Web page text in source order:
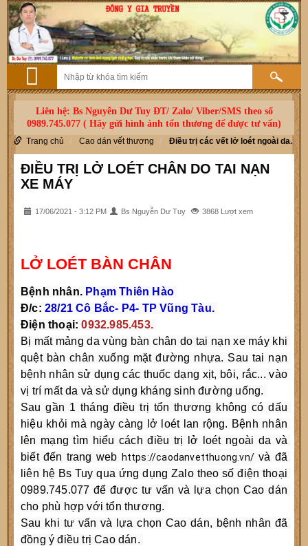
Liên hệ: Bs Nguyễn Dư Tuy ĐT/ Zalo/ Viber/SMS theo số
0989.745.077 ( Hãy gửi hình ảnh tổn thương để được tư vấn)
Trang chủ Cao dán vết thương Điều trị các vết lở loét ngoài da.
ĐIỀU TRỊ LỞ LOÉT CHÂN DO TAI NẠN
XE MÁY
17/06/2021 - 3:12 PM Bs Nguyễn Dư Tuy 3868 Lượt xem
LỞ LOÉT BÀN CHÂN
Bệnh nhân. Phạm Thiên Hào
Đ/c: 28/21 Cô Bắc- P4- TP Vũng Tàu.
Điện thoại: 0932.985.453.
Bị mất mảng da vùng bàn chân do tai nạn xe máy khi
quệt bàn chân xuống mặt đường nhựa. Sau tai nạn
bệnh nhân sử dụng các thuốc dạng xịt, bôi, rắc... vào
vị trí mất da và sử dụng kháng sinh đường uống.
Sau gần 1 tháng điều trị tổn thương không có dấu
hiệu khỏi mà ngày càng lở loét lan rộng. Bệnh nhân
lên mạng tìm hiểu cách điều trị lở loét ngoài da và
biết đến trang web https://caodanvetthuong.vn/ và đã
liên hệ Bs Tuy qua ứng dụng Zalo theo số điện thoại
0989.745.077 để được tư vấn và lựa chọn Cao dán
cho phù hợp với tổn thương.
Sau khi tư vấn và lựa chọn Cao dán, bệnh nhân đã
đồng ý điều trị Cao dán.